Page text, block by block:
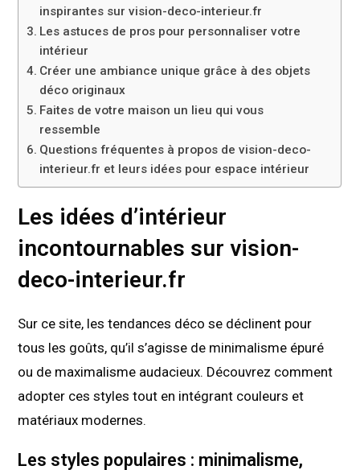
inspirantes sur vision-deco-interieur.fr
Les astuces de pros pour personnaliser votre
intérieur
Créer une ambiance unique grâce à des objets
déco originaux
Faites de votre maison un lieu qui vous
ressemble
Questions fréquentes à propos de vision-deco-
interieur.fr et leurs idées pour espace intérieur
Les idées d’intérieur
incontournables sur vision-
deco-interieur.fr
Sur ce site, les tendances déco se déclinent pour
tous les goûts, qu’il s’agisse de minimalisme épuré
ou de maximalisme audacieux. Découvrez comment
adopter ces styles tout en intégrant couleurs et
matériaux modernes.
Les styles populaires : minimalisme,